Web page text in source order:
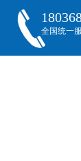
全国统一